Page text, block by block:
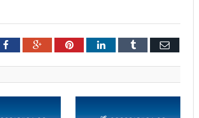
FacebookGoogle+Pinterest
LinkedInTumblrEmail